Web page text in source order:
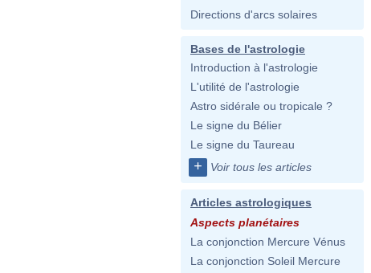
Directions d'arcs solaires
Bases de l'astrologie
Introduction à l'astrologie
L'utilité de l'astrologie
Astro sidérale ou tropicale ?
Le signe du Bélier
Le signe du Taureau
+ Voir tous les articles
Articles astrologiques
Aspects planétaires
La conjonction Mercure Vénus
La conjonction Soleil Mercure